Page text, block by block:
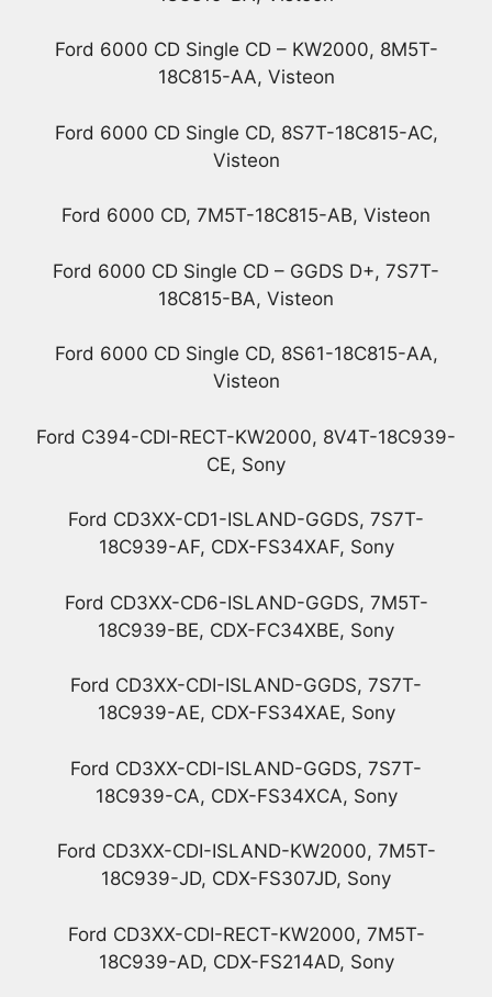
Ford 6000 CD Single CD – KW2000, 8M5T-
18C815-AA, Visteon
Ford 6000 CD Single CD, 8S7T-18C815-AC,
Visteon
Ford 6000 CD, 7M5T-18C815-AB, Visteon
Ford 6000 CD Single CD – GGDS D+, 7S7T-
18C815-BA, Visteon
Ford 6000 CD Single CD, 8S61-18C815-AA,
Visteon
Ford C394-CDI-RECT-KW2000, 8V4T-18C939-
CE, Sony
Ford CD3XX-CD1-ISLAND-GGDS, 7S7T-
18C939-AF, CDX-FS34XAF, Sony
Ford CD3XX-CD6-ISLAND-GGDS, 7M5T-
18C939-BE, CDX-FC34XBE, Sony
Ford CD3XX-CDI-ISLAND-GGDS, 7S7T-
18C939-AE, CDX-FS34XAE, Sony
Ford CD3XX-CDI-ISLAND-GGDS, 7S7T-
18C939-CA, CDX-FS34XCA, Sony
Ford CD3XX-CDI-ISLAND-KW2000, 7M5T-
18C939-JD, CDX-FS307JD, Sony
Ford CD3XX-CDI-RECT-KW2000, 7M5T-
18C939-AD, CDX-FS214AD, Sony